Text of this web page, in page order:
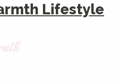
Lifestyle